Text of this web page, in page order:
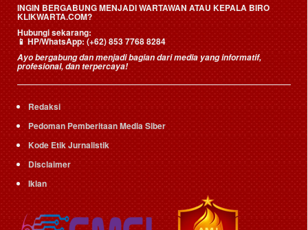
INGIN BERGABUNG MENJADI WARTAWAN ATAU KEPALA BIRO
KLIKWARTA.COM?
Hubungi sekarang:
📱HP/WhatsApp:(+62) 853 7768 8284
Ayo bergabung dan menjadi bagian dari media yang informatif,
profesional, dan terpercaya!
Redaksi
Pedoman Pemberitaan Media Siber
Kode Etik Jurnalistik
Disclaimer
Iklan